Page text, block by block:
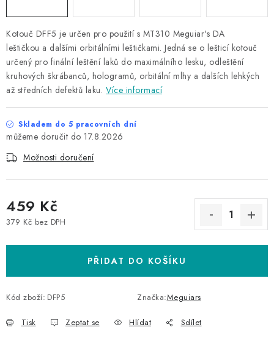
Kotouč DFF5 je určen pro použití s MT310 Meguiar's DA
leštičkou a dalšími orbitálními leštičkami. Jedná se o lešticí kotouč
určený pro finální leštění laků do maximálního lesku, odleštění
kruhových škrábanců, hologramů, orbitální mlhy a dalších lehkých
až středních defektů laku. Více informací
Skladem do 5 pracovních dní
17.8.2026
Možnosti doručení
459 Kč
379 Kč bez DPH
PŘIDAT DO KOŠÍKU
Kód zboží: DFP5 Značka:Meguiars
Tisk Zeptat se Hlídat Sdílet